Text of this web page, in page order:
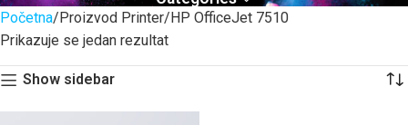
Početna Proizvod Printer HP OfficeJet 7510
Prikazuje se jedan rezultat
Show sidebar